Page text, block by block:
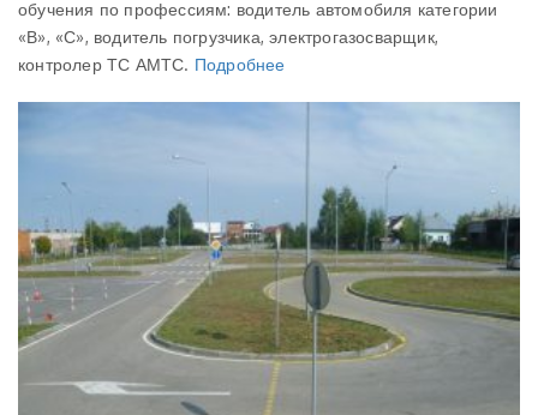
обучения по профессиям: водитель автомобиля категории
«В», «С», водитель погрузчика, электрогазосварщик,
контролер ТС АМТС. Подробнее